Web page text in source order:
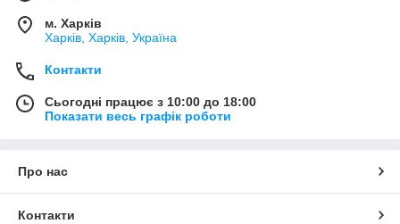
м. Харків
Харків, Харків, Україна
Контакти
Сьогодні працює з 10:00 до 18:00
Показати весь графік роботи
Про нас
Контакти